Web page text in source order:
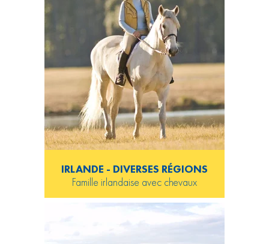
IRLANDE - DIVERSES RÉGIONS
Famille irlandaise avec chevaux